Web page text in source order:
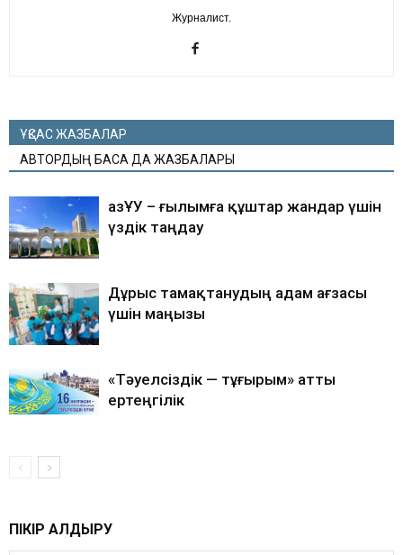
Журналист.
ҰҚСАС ЖАЗБАЛАР
АВТОРДЫҢ БАСҚА ДА ЖАЗБАЛАРЫ
ҚазҰУ – ғылымға құштар жандар үшін
үздік таңдау
Дұрыс тамақтанудың адам ағзасы
үшін маңызы
«Тәуелсіздік — тұғырым» атты
ертеңгілік
ПІКІР ҚАЛДЫРУ